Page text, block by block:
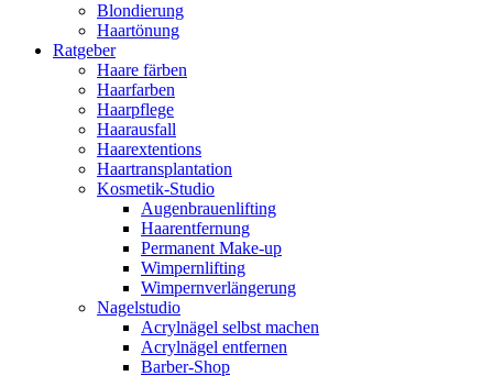
Blondierung
Haartönung
Ratgeber
Haare färben
Haarfarben
Haarpflege
Haarausfall
Haarextentions
Haartransplantation
Kosmetik-Studio
Augenbrauenlifting
Haarentfernung
Permanent Make-up
Wimpernlifting
Wimpernverlängerung
Nagelstudio
Acrylnägel selbst machen
Acrylnägel entfernen
Barber-Shop